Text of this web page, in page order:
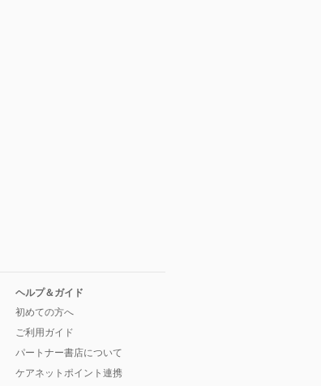
ヘルプ＆ガイド
初めての方へ
ご利用ガイド
パートナー書店について
ケアネットポイント連携